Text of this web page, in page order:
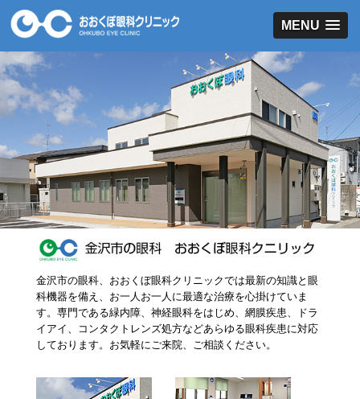
MENU
金沢市の眼科、おおくぼ眼科クリニックでは最新の知識と眼
科機器を備え、お一人お一人に最適な治療を心掛けていま
す。専門である緑内障、神経眼科をはじめ、網膜疾患、ドラ
イアイ、コンタクトレンズ処方などあらゆる眼科疾患に対応
しております。お気軽にご来院、ご相談ください。